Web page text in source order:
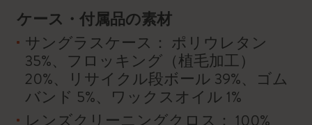
ケース・付属品の素材
サングラスケース： ポリウレタン
35%、フロッキング（植毛加工）
20%、リサイクル段ボール 39%、ゴム
バンド 5%、ワックスオイル 1%
レンズクリーニングクロス： 100%